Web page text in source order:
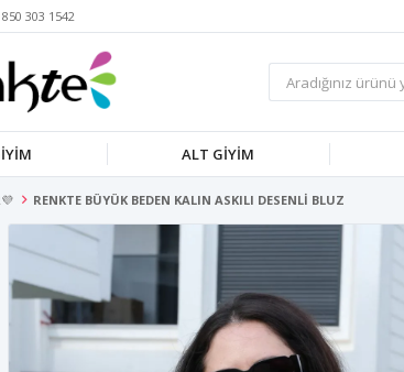
303 1542
ALT GİYİM
RENKTE BÜYÜK BEDEN KALIN ASKILI DESENLİ BLUZ